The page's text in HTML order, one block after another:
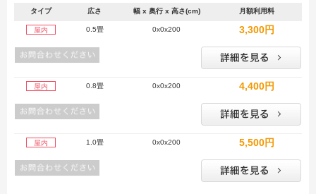
タイプ 広さ 幅 x 奥行 x 高さ(cm) 月額利用料
屋内 0.5畳 0x0x200 3,300円
屋内 0.8畳 0x0x200 4,400円
屋内 1.0畳 0x0x200 5,500円